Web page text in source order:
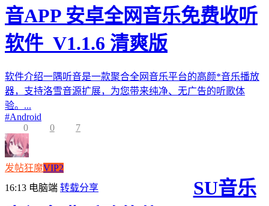
音APP 安卓全网音乐免费收听
软件_V1.1.6 清爽版
软件介绍一隅听音是一款聚合全网音乐平台的高颜*音乐播放
器，支持洛雪音源扩展，为您带来纯净、无广告的听歌体
验。...
#Android
0
0 7
发帖狂魔VIP2
16:13 电脑端 转载分享
SU音乐